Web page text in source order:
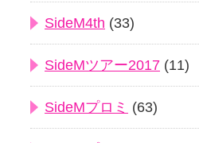
SideM4th (33)
SideMツアー2017 (11)
SideMプロミ (63)